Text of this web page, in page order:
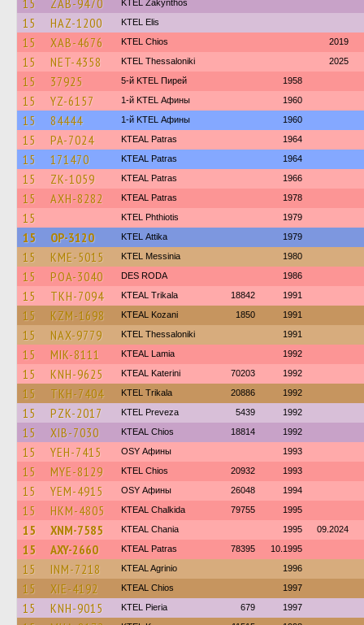
15 ZAB-9470 KTEL Zakynthos
15 HAZ-1200 KTEL Elis
15 XAB-4676 KTEL Chios 2019
15 NET-4358 KTEL Thessaloniki 2025
15 37925 5-й KTEL Пирей 1958
15 YZ-6157 1-й KTEL Афины 1960
15 84444 1-й KTEL Афины 1960
15 PA-7024 KTEAL Patras 1964
15 171470 KTEAL Patras 1964
15 ZK-1059 KTEAL Patras 1966
15 AXH-8282 KTEAL Patras 1978
15 ΚΤΕL Phthiotis 1979
15 OP-3120 KΤΕL Αttika 1979
15 KME-5015 KTEL Messinia 1980
15 POA-3040 DES RODA 1986
15 TKH-7094 KTEAL Trikala 18842 1991
15 KZM-1698 KTEAL Kozani 1850 1991
15 NAX-9779 KTEL Thessaloniki 1991
15 MIK-8111 KTEAL Lamia 1992
15 KNH-9625 KTEAL Katerini 70203 1992
15 TKH-7404 ΚΤΕL Τrikala 20886 1992
15 PZK-2017 KTEL Preveza 5439 1992
15 XIB-7030 KTEAL Chios 18814 1992
15 YEH-7415 OSY Афины 1993
15 MYE-8129 KTEL Chios 20932 1993
15 YEM-4915 OSY Афины 26048 1994
15 HKM-4805 KTEAL Chalkida 79755 1995
15 XNM-7585 KTEAL Chania 1995 09.2024
15 AXY-2660 KTEAL Patras 78395 10.1995
15 INM-7218 KTEAL Agrinio 1996
15 XIE-4192 KTEAL Chios 1997
15 KNH-9015 KTEL Pieria 679 1997